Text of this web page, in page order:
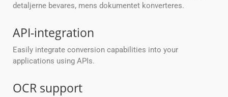
detaljerne bevares, mens dokumentet konverteres.
API-integration
Easily integrate conversion capabilities into your
applications using APIs.
OCR support